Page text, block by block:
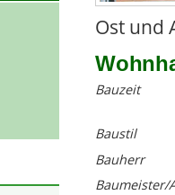
Ost und
Bauzeit
Baustil
Bauherr
Baumeister/